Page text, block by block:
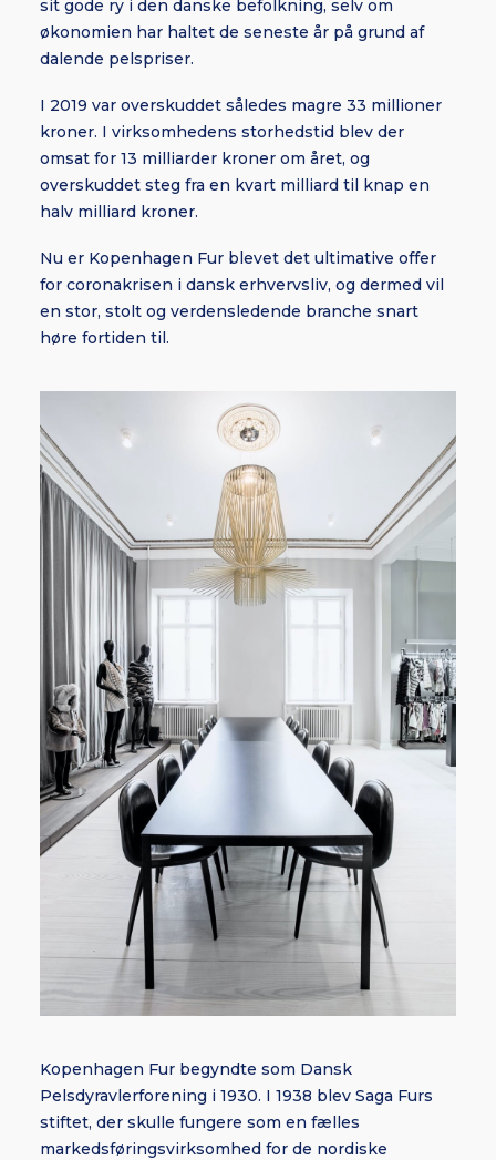
sit gode ry i den danske befolkning, selv om
økonomien har haltet de seneste år på grund af
dalende pelspriser.
I 2019 var overskuddet således magre 33 millioner
kroner. I virksomhedens storhedstid blev der
omsat for 13 milliarder kroner om året, og
overskuddet steg fra en kvart milliard til knap en
halv milliard kroner.
Nu er Kopenhagen Fur blevet det ultimative offer
for coronakrisen i dansk erhvervsliv, og dermed vil
en stor, stolt og verdensledende branche snart
høre fortiden til.
Kopenhagen Fur begyndte som Dansk
Pelsdyravlerforening i 1930. I 1938 blev Saga Furs
stiftet, der skulle fungere som en fælles
markedsføringsvirksomhed for de nordiske